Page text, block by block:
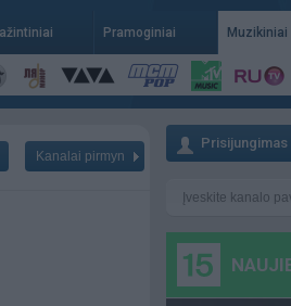
Pramoginiai Muzikiniai
Kanalai pirmyn
Prisijungimas